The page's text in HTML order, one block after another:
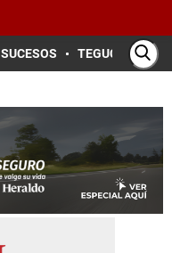
SUCESOS TEGUCIGALPA